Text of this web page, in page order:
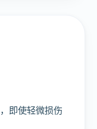
即使轻微损伤